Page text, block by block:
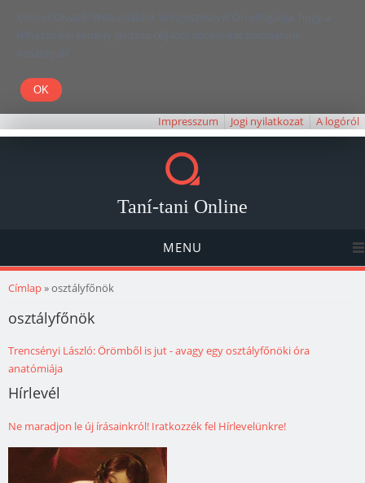
Kedves Olvasó! Weboldalunk böngészésével Ön elfogadja, hogy a
felhasználói élmény javítása céljából cookie-kat használunk.
Köszönjük!
Impresszum Jogi nyilatkozat A logóról
Taní-tani Online
MENU
Jelenlegi hely
Címlap» osztályfőnök
osztályfőnök
Trencsényi László: Örömből is jut - avagy egy osztályfőnöki óra
anatómiája
Hírlevél
Ne maradjon le új írásainkról! Iratkozzék fel Hírlevelünkre!